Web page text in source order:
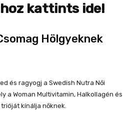
kattints ide!
Hölgyeknek
és ragyogj a Swedish Nutra Női
a Woman Multivitamin, Halkollagén és
kínálja nőknek.